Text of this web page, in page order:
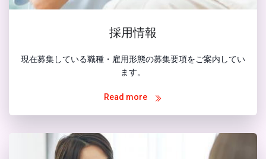
採用情報
現在募集している職種・雇用形態の募集要項をご案内してい
ます。
Read more